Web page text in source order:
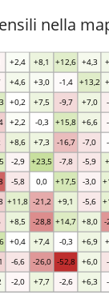
nella
-2,0 +7,7 -2,6 +6,3
-6,6 -26,0 -52,8 +6,0
+0,4 +7,4 -0,3 +6,9
+8,5 -28,8 +14,7 +8,0 -
+11,8 -21,2 +9,1 -5,6
-5,8 0,0 +17,5 -3,0
-2,9 +23,5 -7,8 -5,9
+8,6 +7,3 -16,7 -7,0
+2,2 -0,3 +15,8 +6,6
+0,2 +7,5 -9,7 +7,0
+4,6 +3,0 -1,4 +13,2
+2,4 +8,1 +12,6 +4,3